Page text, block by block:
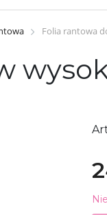
Folia rantowa